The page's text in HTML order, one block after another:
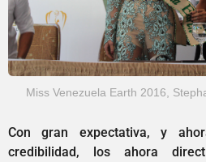
Miss Venezuela Earth 2016,
Con gran expectativa, y
credibilidad, los ahora